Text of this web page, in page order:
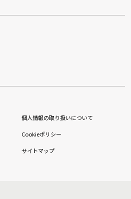
個人情報の取り扱いについて
Cookieポリシー
サイトマップ